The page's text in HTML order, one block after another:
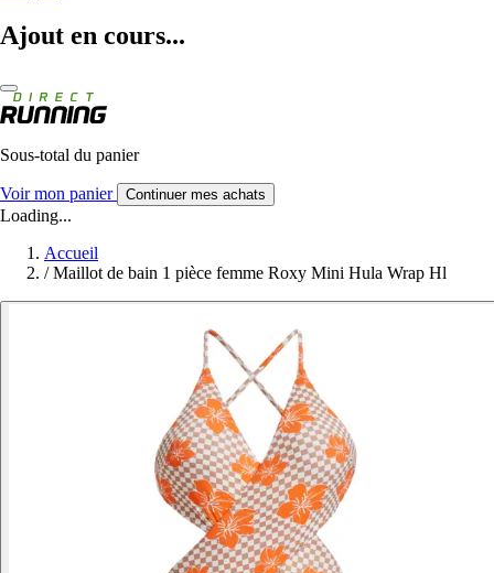
Ajout en cours...
Sous-total du panier
Voir mon panier Continuer mes achats
Loading...
Accueil
/ Maillot de bain 1 pièce femme Roxy Mini Hula Wrap Hl